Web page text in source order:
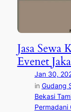
Jasa Sewa
Evenet
Jan 30,
in Gudang
Bekasi
Permadani